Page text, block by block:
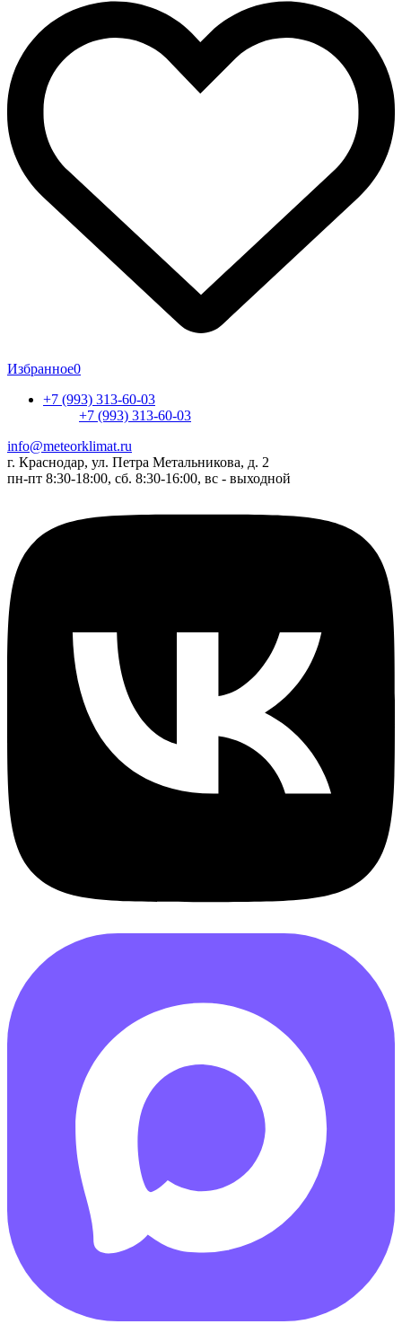
Избранное0
+7 (993) 313-60-03
+7 (993) 313-60-03
info@meteorklimat.ru
г. Краснодар, ул. Петра Метальникова, д. 2
пн-пт 8:30-18:00, сб. 8:30-16:00, вс - выходной